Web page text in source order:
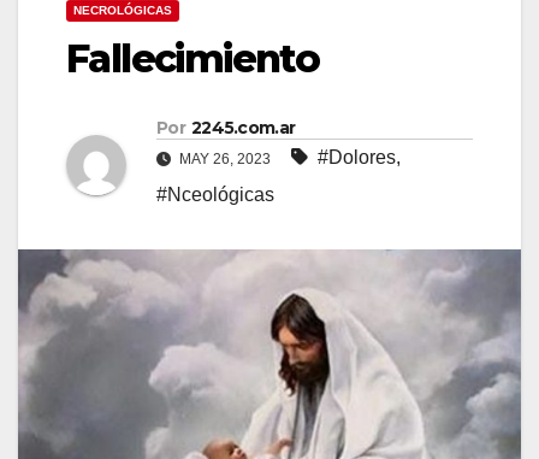
NECROLÓGICAS
Fallecimiento
Por 2245.com.ar
MAY 26, 2023 #Dolores,
#Nceológicas